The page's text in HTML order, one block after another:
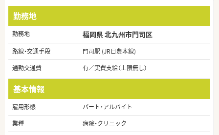
勤務地
勤務地 福岡県 北九州市門司区
路線・交通手段
門司駅 (JR日豊本線)
通勤交通費
有／実費支給（上限無し）
基本情報
雇用形態
パート・アルバイト
業種
病院・クリニック